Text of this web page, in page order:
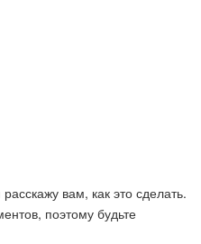
вам, как это сделать.
поэтому будьте